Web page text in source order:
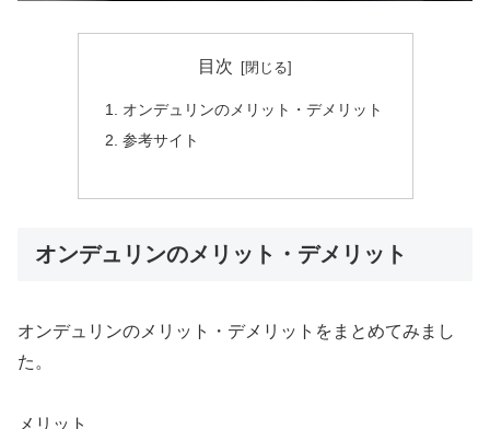
目次
オンデュリンのメリット・デメリット
参考サイト
オンデュリンのメリット・デメリット
オンデュリンのメリット・デメリットをまとめてみまし
た。
メリット